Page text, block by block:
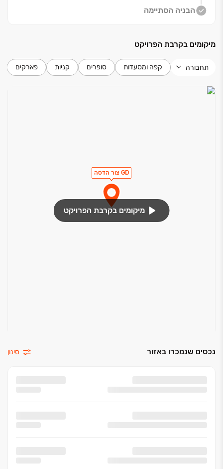
הבניה הסתיימה
מיקומים בקרבת הפרויקט
תחבורה קפה ומסעדות סופרים קניות פארקים
GD צור הדסה
מיקומים בקרבת הפרויקט
נכסים שנמכרו באזור סינון